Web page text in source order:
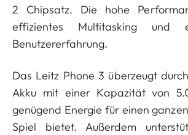
2 Chipsatz. Die hohe
effizientes Multitasking und
Benutzererfahrung.
Das Leitz Phone 3 überzeugt
Akku mit einer Kapazität von
genügend Energie für einen
Spiel bietet. Außerdem